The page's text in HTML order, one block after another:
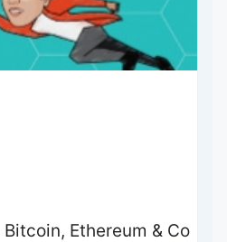
Ethereum & Co